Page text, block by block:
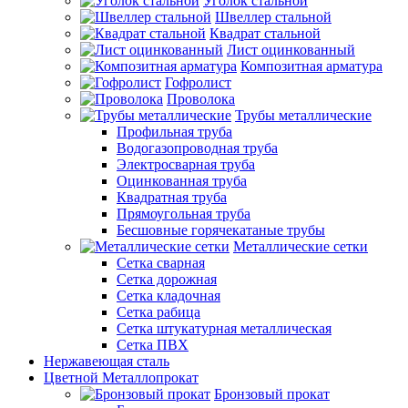
Швеллер стальной
Квадрат стальной
Лист оцинкованный
Композитная арматура
Гофролист
Проволока
Трубы металлические
Профильная труба
Водогазопроводная труба
Электросварная труба
Оцинкованная труба
Квадратная труба
Прямоугольная труба
Бесшовные горячекатаные трубы
Металлические сетки
Сетка сварная
Сетка дорожная
Сетка кладочная
Сетка рабица
Сетка штукатурная металлическая
Сетка ПВХ
Нержавеющая сталь
Цветной Металлопрокат
Бронзовый прокат